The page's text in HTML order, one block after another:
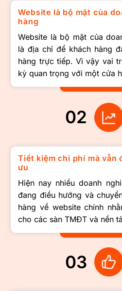
Website là bộ mặt của
hàng
Website là bộ mặt của
là địa chỉ để khách hàng
hàng trực tiếp. Vì vậy vai
kỳ quan trọng với một cửa
02
Tiết kiệm chi phí mà vẫn
ưu
Hiện nay nhiều doanh
đang điều hướng và
hàng về website chính
cho các sàn TMĐT và nền
03